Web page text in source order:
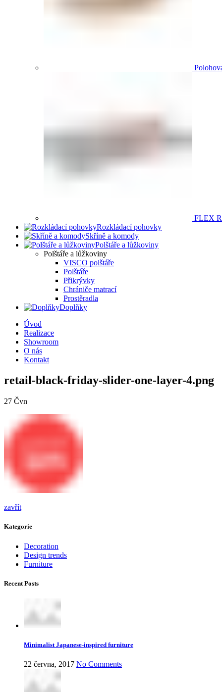
FLEX
Rozkládací pohovky
Skříně a komody
Polštáře a lůžkoviny
Polštáře a lůžkoviny
VISCO polštáře
Polštáře
Přikrývky
Chrániče matrací
Prostěradla
Doplňky
Úvod
Realizace
Showroom
O nás
Kontakt
retail-black-friday-slider-one-layer-4.png
27 Čvn
zavřít
Kategorie
Decoration
Design trends
Furniture
Recent Posts
Minimalist Japanese-inspired furniture
22 června, 2017 No Comments